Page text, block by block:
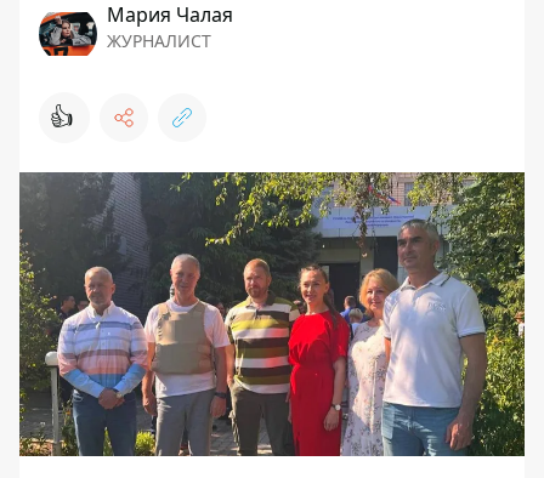
Мария Чалая
ЖУРНАЛИСТ
👍